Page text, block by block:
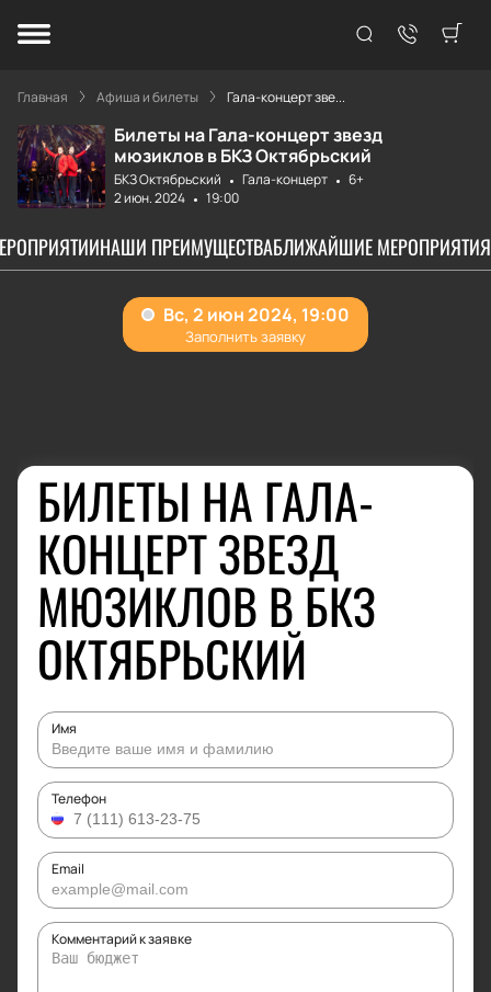
Главная Афиша и билеты Гала-концерт зве...
Билеты на Гала-концерт звезд
мюзиклов в БКЗ Октябрьский
БКЗ Октябрьский Гала-концерт
6+
2 июн. 2024
19:00
НАШИ ПРЕИМУЩЕСТВАБЛИЖАЙШИЕ МЕРОПРИЯТИЯ
БИЛЕТЫ НА ГАЛА-
КОНЦЕРТ ЗВЕЗД
МЮЗИКЛОВ В БКЗ
ОКТЯБРЬСКИЙ
Имя
Телефон
Email
Комментарий к заявке